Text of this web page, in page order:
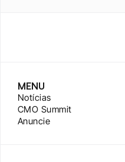
MENU
Notícias
CMO Summit
Anuncie